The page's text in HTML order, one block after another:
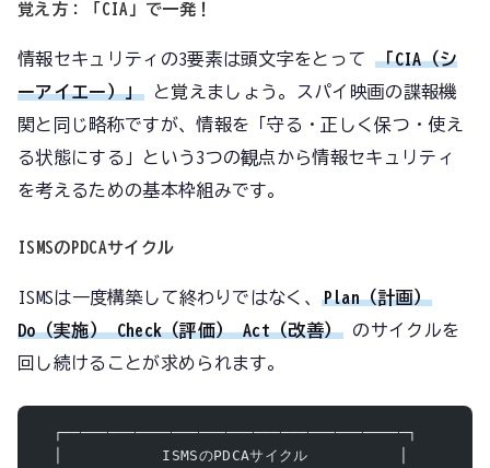
覚え方：「CIA」で一発！
情報セキュリティの3要素は頭文字をとって 「CIA（シ
ーアイエー）」と覚えましょう。スパイ映画の諜報機
関と同じ略称ですが、情報を「守る・正しく保つ・使え
る状態にする」という3つの観点から情報セキュリティ
を考えるための基本枠組みです。
ISMSのPDCAサイクル
ISMSは一度構築して終わりではなく、Plan（計画）→
Do（実施）→ Check（評価）→ Act（改善）のサイクルを
回し続けることが求められます。
  ┌──────────────────────────────────────┐
  │           ISMSのPDCAサイクル          │